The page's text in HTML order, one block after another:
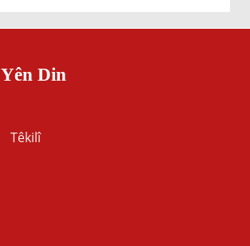
Yên Din
Têkilî